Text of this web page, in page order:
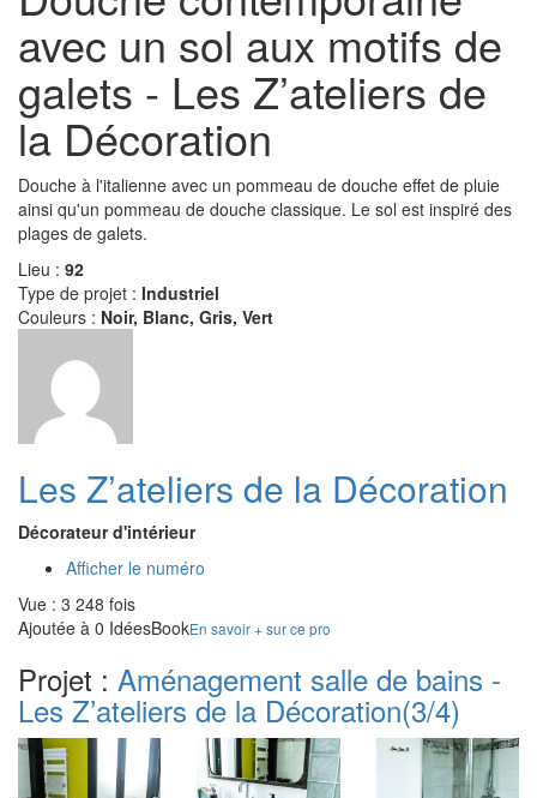
avec un sol aux motifs de
galets - Les Z’ateliers de
la Décoration
Douche à l'italienne avec un pommeau de douche effet de pluie
ainsi qu'un pommeau de douche classique. Le sol est inspiré des
plages de galets.
Lieu : 92
Type de projet : Industriel
Couleurs : Noir, Blanc, Gris, Vert
Les Z’ateliers de la Décoration
Décorateur d'intérieur
Afficher le numéro
Vue : 3 248 fois
Ajoutée à 0 IdéesBookEn savoir + sur ce pro
Projet : Aménagement salle de bains -
Les Z’ateliers de la Décoration(3/4)